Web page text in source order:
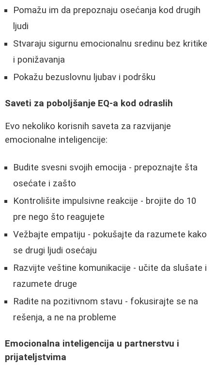
Pomažu im da prepoznaju osećanja kod drugih
ljudi
Stvaraju sigurnu emocionalnu sredinu bez kritike
i ponižavanja
Pokažu bezuslovnu ljubav i podršku
Saveti za poboljšanje EQ-a kod odraslih
Evo nekoliko korisnih saveta za razvijanje
emocionalne inteligencije:
Budite svesni svojih emocija - prepoznajte šta
osećate i zašto
Kontrolišite impulsivne reakcije - brojite do 10
pre nego što reagujete
Vežbajte empatiju - pokušajte da razumete kako
se drugi ljudi osećaju
Razvijte veštine komunikacije - učite da slušate i
razumete druge
Radite na pozitivnom stavu - fokusirajte se na
rešenja, a ne na probleme
Emocionalna inteligencija u partnerstvu i
prijateljstvima